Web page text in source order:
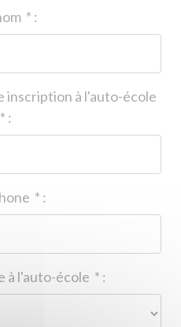
* :
inscription à l'auto-école
* :
* :
* :